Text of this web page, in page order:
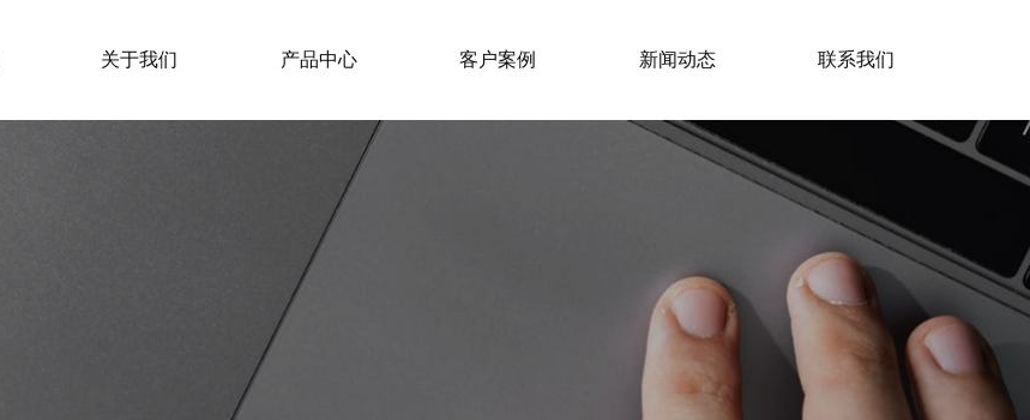
关于我们 产品中心 客户案例 新闻动态 联系我们